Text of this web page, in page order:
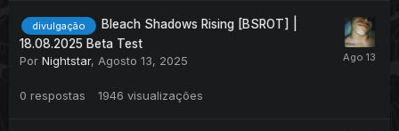
divulgação
Bleach Shadows Rising [BSROT] |
18.08.2025 Beta Test
Por Nightstar, Agosto 13, 2025
0 respostas 1946 visualizações